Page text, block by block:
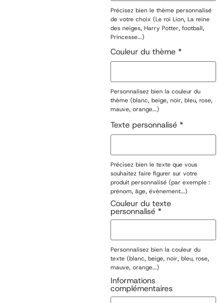
Précisez bien le thème personnalisé
de votre choix (Le roi Lion, La reine
des neiges, Harry Potter, football,
Princesse...)
Couleur du thème *
Personnalisez bien la couleur du
thème (blanc, beige, noir, bleu, rose,
mauve, orange...)
Texte personnalisé *
Précisez bien le texte que vous
souhaitez faire figurer sur votre
produit personnalisé (par exemple :
prénom, âge, évènement...)
Couleur du texte
personnalisé *
Personnalisez bien la couleur du
texte (blanc, beige, noir, bleu, rose,
mauve, orange...)
Informations
complémentaires